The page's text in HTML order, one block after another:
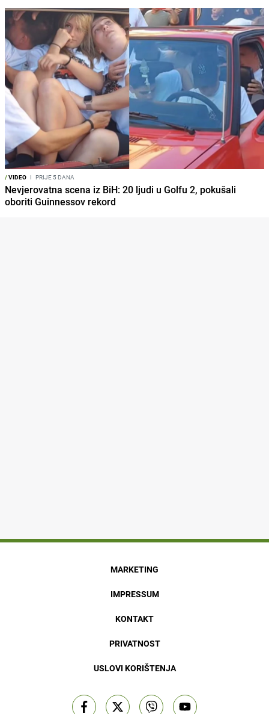
/VIDEO I PRIJE 5 DANA
Nevjerovatna scena iz BiH: 20 ljudi u Golfu 2, pokušali
oboriti Guinnessov rekord
MARKETING
IMPRESSUM
KONTAKT
PRIVATNOST
USLOVI KORIŠTENJA